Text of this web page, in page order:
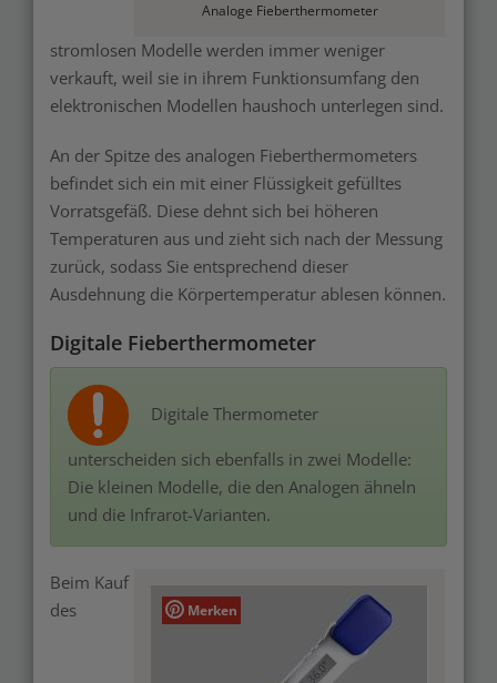
Analoge Fieberthermometer
stromlosen Modelle werden immer weniger
verkauft, weil sie in ihrem Funktionsumfang den
elektronischen Modellen haushoch unterlegen sind.
An der Spitze des analogen Fieberthermometers
befindet sich ein mit einer Flüssigkeit gefülltes
Vorratsgefäß. Diese dehnt sich bei höheren
Temperaturen aus und zieht sich nach der Messung
zurück, sodass Sie entsprechend dieser
Ausdehnung die Körpertemperatur ablesen können.
Digitale Fieberthermometer
Digitale Thermometer
unterscheiden sich ebenfalls in zwei Modelle:
Die kleinen Modelle, die den Analogen ähneln
und die Infrarot-Varianten.
Merken
Beim Kauf
des